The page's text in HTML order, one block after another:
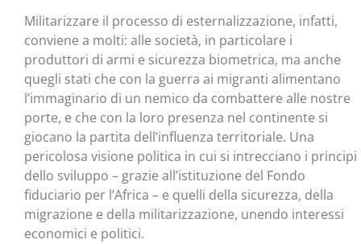
Militarizzare il processo di esternalizzazione, infatti,
conviene a molti: alle società, in particolare i
produttori di armi e sicurezza biometrica, ma anche
quegli stati che con la guerra ai migranti alimentano
l’immaginario di un nemico da combattere alle nostre
porte, e che con la loro presenza nel continente si
giocano la partita dell’influenza territoriale. Una
pericolosa visione politica in cui si intrecciano i principi
dello sviluppo – grazie all’istituzione del Fondo
fiduciario per l’Africa – e quelli della sicurezza, della
migrazione e della militarizzazione, unendo interessi
economici e politici.